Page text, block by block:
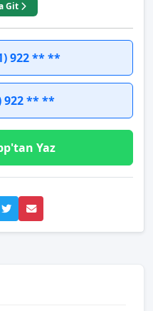
Git
922 ** **
922 ** **
Yaz